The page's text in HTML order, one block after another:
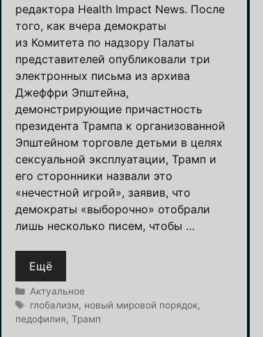
редактора Health Impact News. После
того, как вчера демократы
из Комитета по надзору Палаты
представителей опубликовали три
электронных письма из архива
Джеффри Эпштейна,
демонстрирующие причастность
президента Трампа к организованной
Эпштейном торговле детьми в целях
сексуальной эксплуатации, Трамп и
его сторонники назвали это
«нечестной игрой», заявив, что
демократы «выборочно» отобрали
лишь несколько писем, чтобы …
Ещё
Рубрики
Актуальное
Метки
глобализм, новый мировой порядок,
педофилия, Трамп